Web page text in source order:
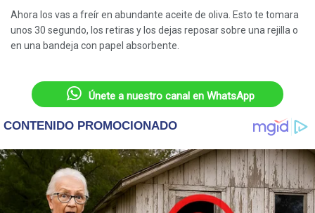
Ahora los vas a freír en abundante aceite de oliva. Esto te tomara
unos 30 segundo, los retiras y los dejas reposar sobre una rejilla o
en una bandeja con papel absorbente.
Únete a nuestro canal en WhatsApp